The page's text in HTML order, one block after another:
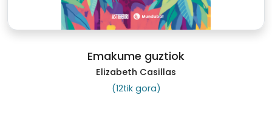
Emakume guztiok
Elizabeth Casillas
(12tik gora)